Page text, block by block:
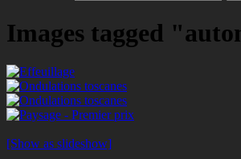
Images tagged
[Show as slideshow]